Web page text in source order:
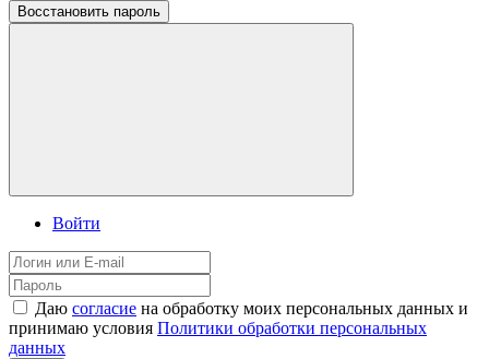
Восстановить пароль
Войти
Даю согласие на обработку моих персональных данных и
принимаю условия Политики обработки персональных
данных